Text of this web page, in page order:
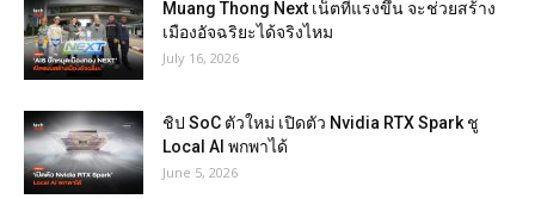
Muang Thong Next เน็ตที่แรงขึ้น จะช่วยสร้าง
เมืองอัจฉริยะได้จริงไหม
July 16, 2026
ชิป SoC ตัวใหม่ เปิดตัว Nvidia RTX Spark ชู
Local AI พกพาได้
June 5, 2026